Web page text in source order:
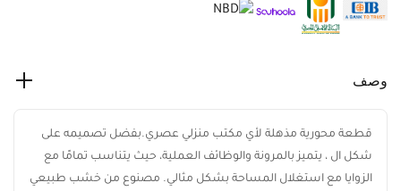
وصف
قطعة محورية مذهلة لأي مكتب منزلي عصري. بفضل تصميمه على
شكل ال ، يتميز بالمرونة والوظائف العملية، حيث يتناسب تمامًا مع
الزوايا مع استغلال المساحة بشكل مثالي. مصنوع من خشب